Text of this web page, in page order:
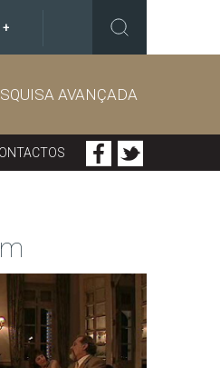
+
AVANÇADA